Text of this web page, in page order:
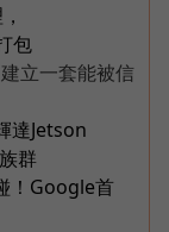
包
立一套能被信
達Jetson
群
！Google首